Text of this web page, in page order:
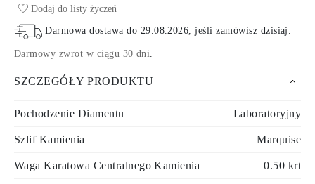
Dodaj do listy życzeń
Darmowa dostawa do 29.08.2026 , jeśli zamówisz dzisiaj
Darmowy zwrot w ciągu 30 dni
SZCZEGÓŁY PRODUKTU
Pochodzenie Diamentu Laboratoryjny
Szlif Kamienia Marquise
Waga Karatowa Centralnego Kamienia 0.50 krt